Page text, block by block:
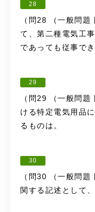
28
（問28 （一般問
て、第二種電気工
であっても従事で
29
（問29 （一般問
ける特定電気用品
るものは。
30
（問30 （一般問
関する記述として